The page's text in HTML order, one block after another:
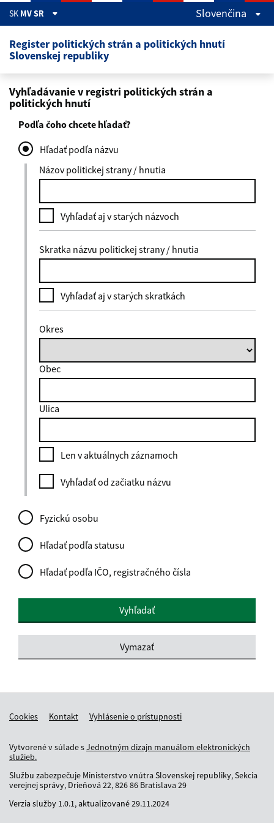
Skočiť na hlavný obsah
SK MV SR Slovenčina
Register politických strán a politických hnutí
Slovenskej republiky
Vyhľadávanie v registri politických strán a
politických hnutí
Podľa čoho chcete hľadať?
Hľadať podľa názvu
Názov politickej strany / hnutia
Vyhľadať aj v starých názvoch
Skratka názvu politickej strany / hnutia
Vyhľadať aj v starých skratkách
Okres
Obec
Ulica
Len v aktuálnych záznamoch
Vyhľadať od začiatku názvu
Fyzickú osobu
Hľadať podľa statusu
Hľadať podľa IČO, registračného čísla
Cookies Kontakt Vyhlásenie o prístupnosti
Vytvorené v súlade sJednotným dizajn manuálom elektronických
služieb.
Službu zabezpečuje Ministerstvo vnútra Slovenskej republiky, Sekcia
verejnej správy, Drieňová 22, 826 86 Bratislava 29
Verzia služby 1.0.1,aktualizované29.11.2024